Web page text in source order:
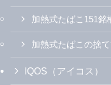
加熱式たばこ151銘
加熱式たばこの捨
IQOS（アイコス）